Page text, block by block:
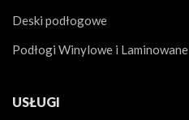
Deski podłogowe
Podłogi Winylowe i Laminowane
USŁUGI